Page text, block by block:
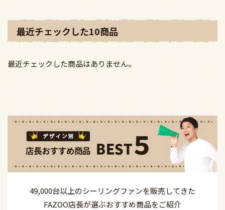
最近チェックした10商品
最近チェックした商品はありません。
49,000台以上のシーリングファンを販売してきた
FAZOO店長が選ぶおすすめ商品をご紹介